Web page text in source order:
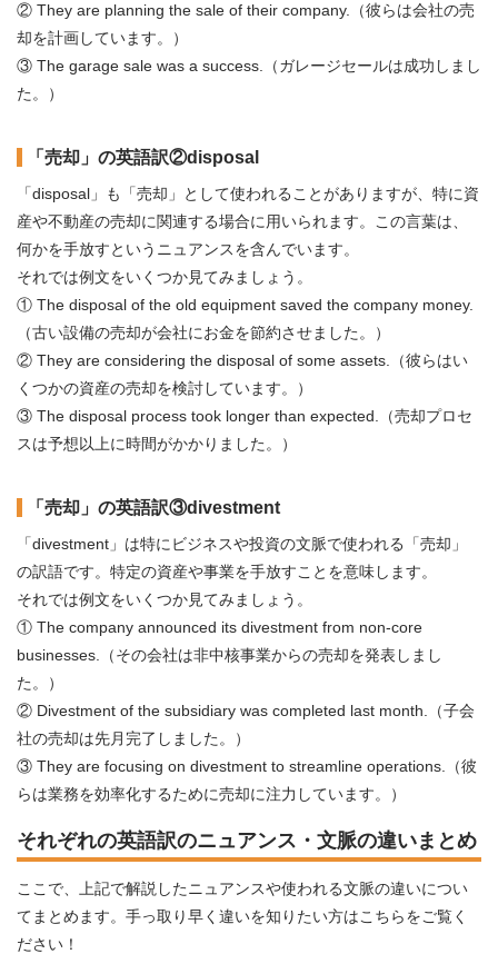
② They are planning the sale of their company.（彼らは会社の売
却を計画しています。）
③ The garage sale was a success.（ガレージセールは成功しまし
た。）
「売却」の英語訳②disposal
「disposal」も「売却」として使われることがありますが、特に資
産や不動産の売却に関連する場合に用いられます。この言葉は、
何かを手放すというニュアンスを含んでいます。
それでは例文をいくつか見てみましょう。
① The disposal of the old equipment saved the company money.
（古い設備の売却が会社にお金を節約させました。）
② They are considering the disposal of some assets.（彼らはい
くつかの資産の売却を検討しています。）
③ The disposal process took longer than expected.（売却プロセ
スは予想以上に時間がかかりました。）
「売却」の英語訳③divestment
「divestment」は特にビジネスや投資の文脈で使われる「売却」
の訳語です。特定の資産や事業を手放すことを意味します。
それでは例文をいくつか見てみましょう。
① The company announced its divestment from non-core
businesses.（その会社は非中核事業からの売却を発表しまし
た。）
② Divestment of the subsidiary was completed last month.（子会
社の売却は先月完了しました。）
③ They are focusing on divestment to streamline operations.（彼
らは業務を効率化するために売却に注力しています。）
それぞれの英語訳のニュアンス・文脈の違いまとめ
ここで、上記で解説したニュアンスや使われる文脈の違いについ
てまとめます。手っ取り早く違いを知りたい方はこちらをご覧く
ださい！